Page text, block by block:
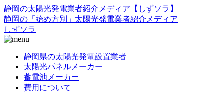
静岡の太陽光発電業者紹介メディア【しずソラ】
静岡の「始め方別」太陽光発電業者紹介メディア
しずソラ
静岡県の太陽光発電設置業者
太陽光パネルメーカー
蓄電池メーカー
費用について